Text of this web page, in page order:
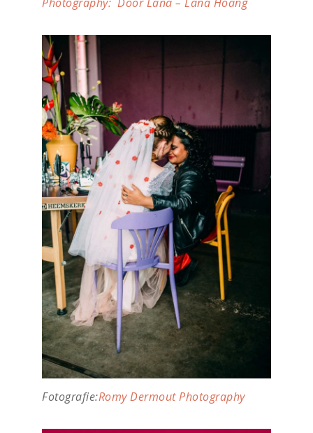
Fotografie:Romy Dermout Photography